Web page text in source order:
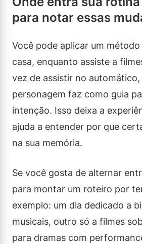
para notar essas
Você pode aplicar um método
casa, enquanto assiste a
vez de assistir no automático,
personagem faz como guia
intenção. Isso deixa a
ajuda a entender por que
na sua memória.
Se você gosta de alternar
para montar um roteiro por
exemplo: um dia dedicado a
musicais, outro só a filmes
para dramas com